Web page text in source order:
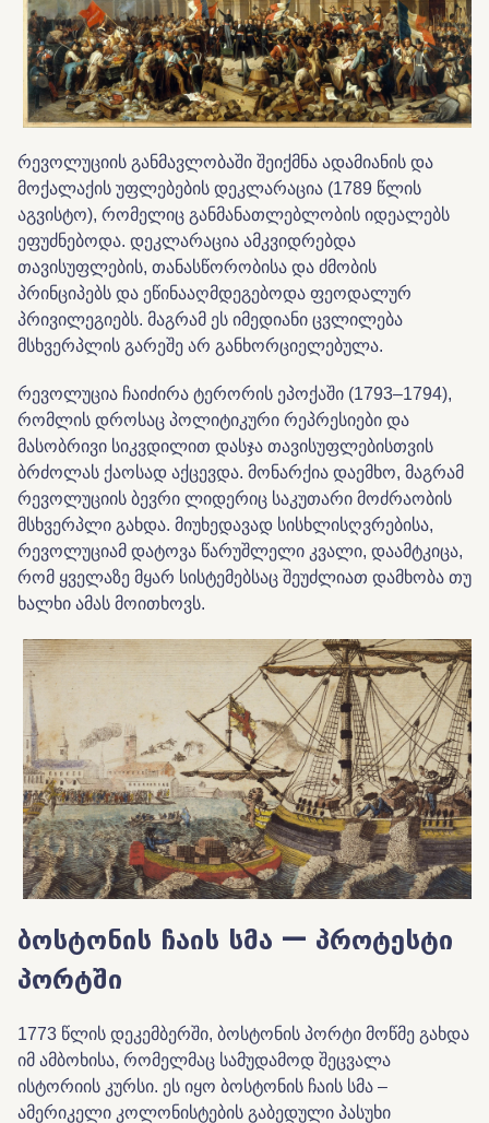
რევოლუციის განმავლობაში შეიქმნა ადამიანის და
მოქალაქის უფლებების დეკლარაცია (1789 წლის
აგვისტო), რომელიც განმანათლებლობის იდეალებს
ეფუძნებოდა. დეკლარაცია ამკვიდრებდა
თავისუფლების, თანასწორობისა და ძმობის
პრინციპებს და ეწინააღმდეგებოდა ფეოდალურ
პრივილეგიებს. მაგრამ ეს იმედიანი ცვლილება
მსხვერპლის გარეშე არ განხორციელებულა.
რევოლუცია ჩაიძირა ტერორის ეპოქაში (1793–1794),
რომლის დროსაც პოლიტიკური რეპრესიები და
მასობრივი სიკვდილით დასჯა თავისუფლებისთვის
ბრძოლას ქაოსად აქცევდა. მონარქია დაემხო, მაგრამ
რევოლუციის ბევრი ლიდერიც საკუთარი მოძრაობის
მსხვერპლი გახდა. მიუხედავად სისხლისღვრებისა,
რევოლუციამ დატოვა წარუშლელი კვალი, დაამტკიცა,
რომ ყველაზე მყარ სისტემებსაც შეუძლიათ დამხობა თუ
ხალხი ამას მოითხოვს.
ბოსტონის ჩაის სმა — პროტესტი
პორტში
1773 წლის დეკემბერში, ბოსტონის პორტი მოწმე გახდა
იმ ამბოხისა, რომელმაც სამუდამოდ შეცვალა
ისტორიის კურსი. ეს იყო ბოსტონის ჩაის სმა –
ამერიკელი კოლონისტების გაბედული პასუხი